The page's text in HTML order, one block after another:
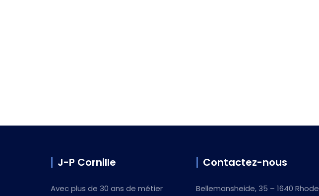
J-P Cornille
Avec plus de 30 ans de métier
Contactez-nous
Bellemansheide, 35 – 1640 Rhode